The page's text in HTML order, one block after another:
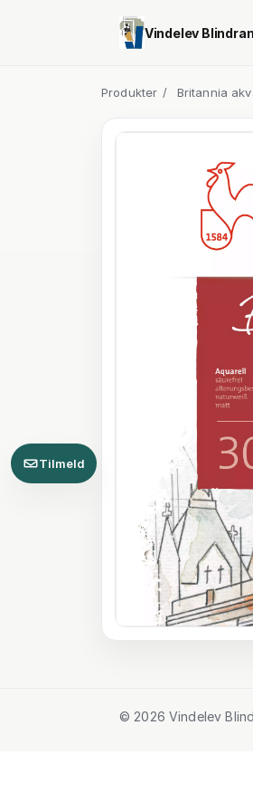
Vindelev
Produkter / Britannia
Tilmeld
© 2026 Vindelev